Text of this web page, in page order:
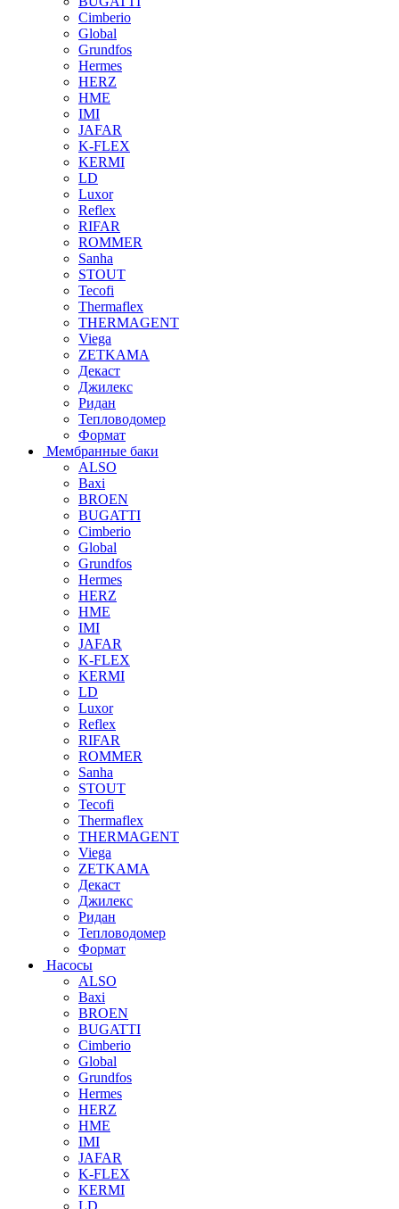
Cimberio
Global
Grundfos
Hermes
HERZ
HME
IMI
JAFAR
K-FLEX
KERMI
LD
Luxor
Reflex
RIFAR
ROMMER
Sanha
STOUT
Tecofi
Thermaflex
THERMAGENT
Viega
ZETKAMA
Декаст
Джилекс
Ридан
Тепловодомер
Формат
Мембранные баки
ALSO
Baxi
BROEN
BUGATTI
Cimberio
Global
Grundfos
Hermes
HERZ
HME
IMI
JAFAR
K-FLEX
KERMI
LD
Luxor
Reflex
RIFAR
ROMMER
Sanha
STOUT
Tecofi
Thermaflex
THERMAGENT
Viega
ZETKAMA
Декаст
Джилекс
Ридан
Тепловодомер
Формат
Насосы
ALSO
Baxi
BROEN
BUGATTI
Cimberio
Global
Grundfos
Hermes
HERZ
HME
IMI
JAFAR
K-FLEX
KERMI
LD